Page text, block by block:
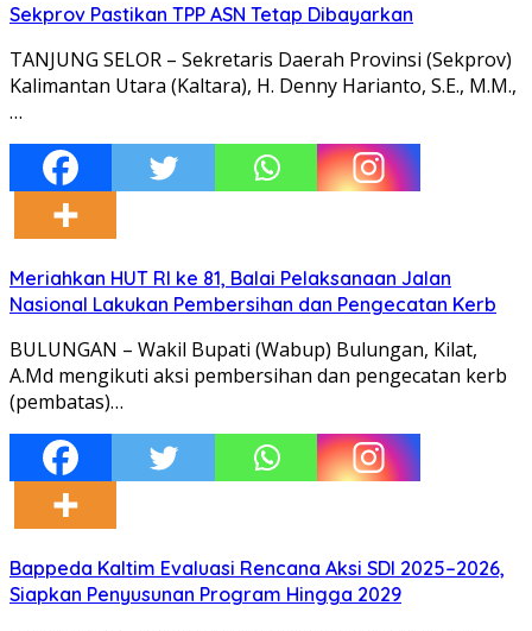
Sekprov Pastikan TPP ASN Tetap Dibayarkan
TANJUNG SELOR – Sekretaris Daerah Provinsi (Sekprov)
Kalimantan Utara (Kaltara), H. Denny Harianto, S.E., M.M.,
…
Meriahkan HUT RI ke 81, Balai Pelaksanaan Jalan
Nasional Lakukan Pembersihan dan Pengecatan Kerb
BULUNGAN – Wakil Bupati (Wabup) Bulungan, Kilat,
A.Md mengikuti aksi pembersihan dan pengecatan kerb
(pembatas)…
Bappeda Kaltim Evaluasi Rencana Aksi SDI 2025–2026,
Siapkan Penyusunan Program Hingga 2029